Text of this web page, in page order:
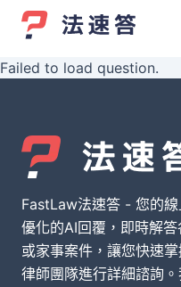
Failed to load question.
FastLaw法速答 - 您的
優化的AI回覆，即時解
或家事案件，讓您快速
律師團隊進行詳細諮詢